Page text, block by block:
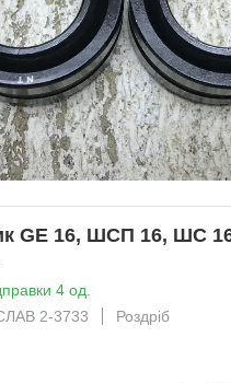
GE 16, ШСП 16, ШС 16
4 од.
2-3733
Роздріб